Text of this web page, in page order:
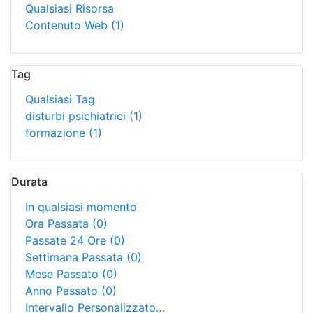
Qualsiasi Risorsa
Contenuto Web (1)
Tag
Qualsiasi Tag
disturbi psichiatrici (1)
formazione (1)
Durata
In qualsiasi momento
Ora Passata (0)
Passate 24 Ore (0)
Settimana Passata (0)
Mese Passato (0)
Anno Passato (0)
Intervallo Personalizzato…